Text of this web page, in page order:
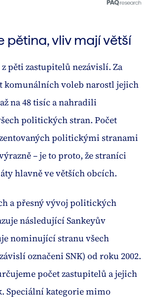
pětina, vliv mají větší
pěti zastupitelů nezávislí. Za
komunálních voleb narostl jejich
na 48 tisíc a nahradili
politických stran. Počet
politickými stranami
– je to proto, že straníci
hlavně ve větších obcích.
a přesný vývoj politických
následující Sankeyův
nominující stranu všech
označeni SNK) od roku 2002.
počet zastupitelů a jejich
Speciální kategorie mimo